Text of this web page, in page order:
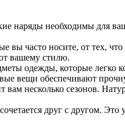
наряды необходимы для
вы часто носите, от тех,
вашему стилю.
одежды, которые легко
вещи обеспечивают
несколько сезонов.
друг с другом.